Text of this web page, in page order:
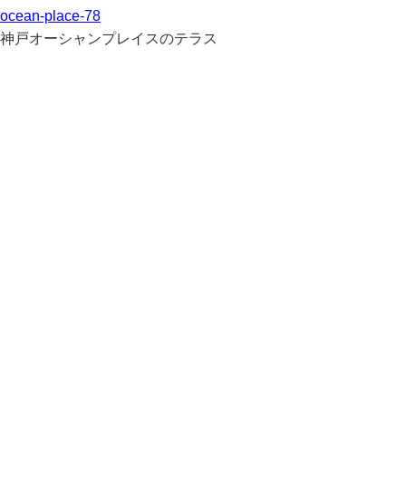
ocean-place-78
神戸オーシャンプレイスのテラス